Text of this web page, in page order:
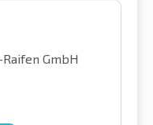
GmbH